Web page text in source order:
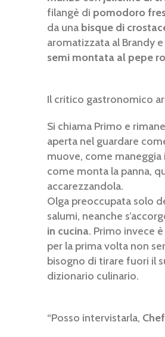
filangè di pomodoro
da una bisque di
aromatizzata al Brandy
semi montata al pepe
Il critico gastronomico
Si chiama Primo e
aperta nel guardare
muove, come maneggia
come monta la panna,
accarezzandola.
Olga preoccupata solo
salumi, neanche
in cucina. Primo invece
per la prima volta non
bisogno di tirare fuori il
dizionario culinario.
“Posso intervistarla,